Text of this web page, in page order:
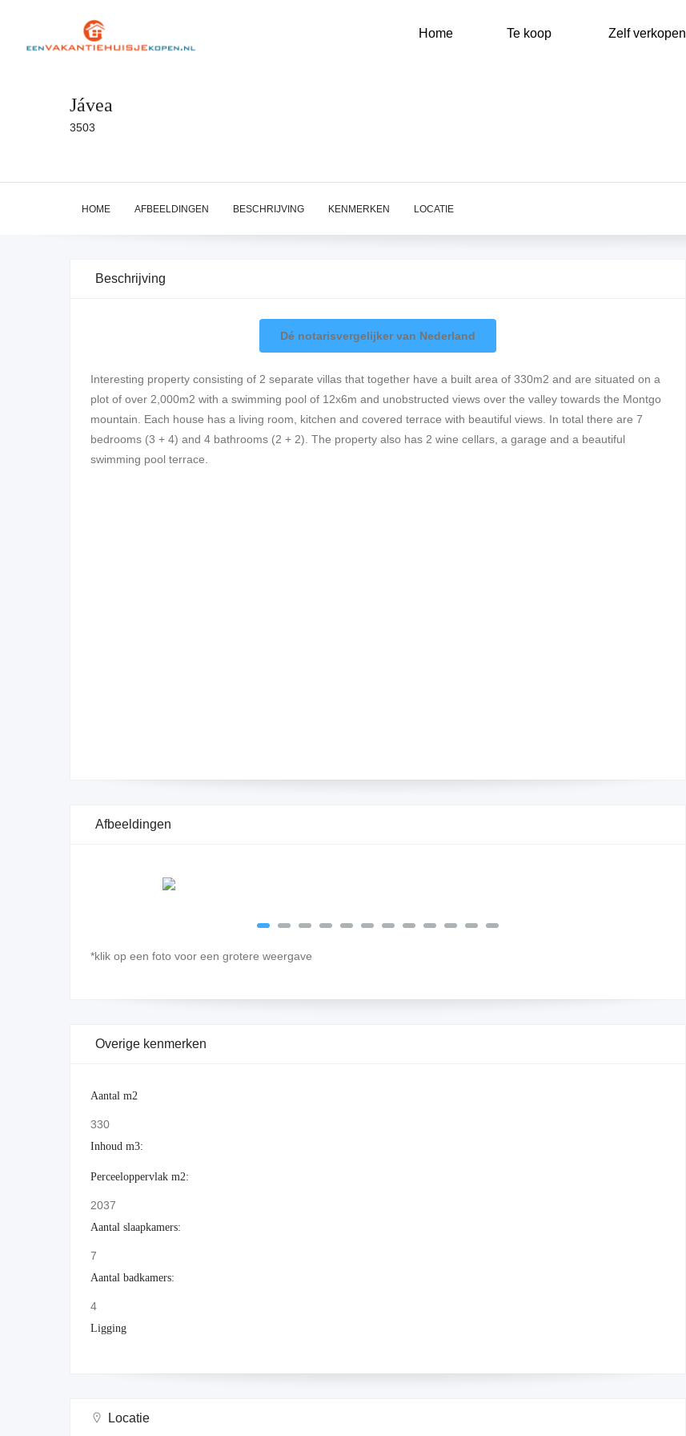
navigation
Home Te koop Zelf verkopen
Jávea
3503
HOME AFBEELDINGEN BESCHRIJVING KENMERKEN LOCATIE
Beschrijving
Dé notarisvergelijker van Nederland
Interesting property consisting of 2 separate villas that together have a built area of 330m2 and are situated on a
plot of over 2,000m2 with a swimming pool of 12x6m and unobstructed views over the valley towards the Montgo
mountain. Each house has a living room, kitchen and covered terrace with beautiful views. In total there are 7
bedrooms (3 + 4) and 4 bathrooms (2 + 2). The property also has 2 wine cellars, a garage and a beautiful
swimming pool terrace.
Afbeeldingen
*klik op een foto voor een grotere weergave
Overige kenmerken
Aantal m2
330
Inhoud m3:
Perceeloppervlak m2:
2037
Aantal slaapkamers:
7
Aantal badkamers:
4
Ligging
Locatie